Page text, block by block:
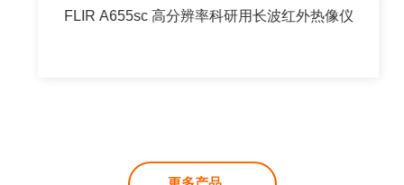
FLIR A655sc 高分辨率科研用长波红外热像仪